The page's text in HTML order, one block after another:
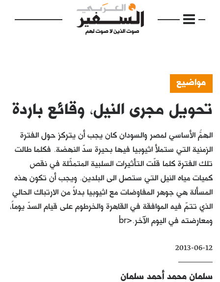
الرئيسية
مواضيع
إفتتاحية
فكرة
دفاتر
بالصورة
الأرشيف
مواضيع
تحويل مجرى النيل، وقائع باردة
الهمُّ الأساسي لمصر والسودان كان يجب أن يتركز حول الفترة
الزمنية التي ستملأ اثيوبيا فيها بحيرة سدّ النهضة. فكلما طالت
تلك الفترة كلما قلّت التأثيرات السلبية المتمثّلة في نقص
كميات مياه النيل التي ستصل الى البلدين. ويجب أن تكون هذه
المسألة هي جوهر المفاوضات مع اثيوبيا بدلاً من الارتباك الحالي
الذي تتمّ فيه الموافقة في القاهرة والخرطوم على قيام السدّ يوماً،
ومعارضته في اليوم الآخر.<br
2013-06-12
سلمان محمد أحمد سلمان